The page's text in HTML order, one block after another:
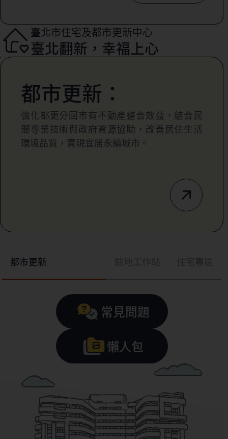
臺北市住宅及都市更新中心
臺北翻新，幸福上心
都市更新
都市更新：
強化都更分回市有不動產整合效益，結合民
間專業技術與政府資源協助，改善居住生活
環境品質，實現宜居永續城市。
常見問題
懶人包